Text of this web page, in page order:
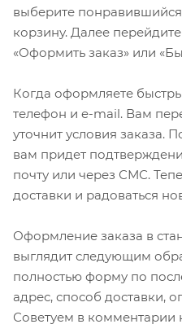
выберите понравившийся
корзину. Далее
«Оформить заказ» или
Когда оформляете
телефон и e-mail. Вам
уточнит условия заказа.
вам придет
почту или через СМС.
доставки и радоваться
Оформление заказа в
выглядит следующим
полностью форму по
адрес, способ доставки,
Советуем в комментарии